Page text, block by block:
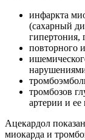
инфаркта
(сахарный
гипертония,
повторного
тромбозов
артерии и ее
Ацекардол
миокарда и